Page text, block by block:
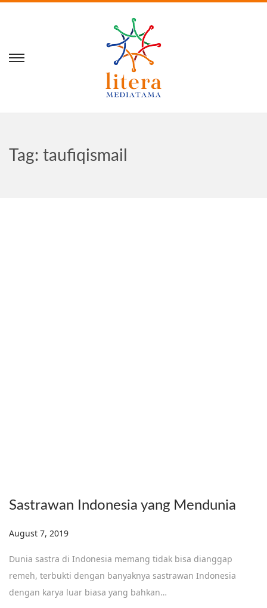
Tag: taufiqismail
Sastrawan Indonesia yang Mendunia
Posted on
August 7, 2019
Dunia sastra di Indonesia memang tidak bisa dianggap
remeh, terbukti dengan banyaknya sastrawan Indonesia
dengan karya luar biasa yang bahkan…